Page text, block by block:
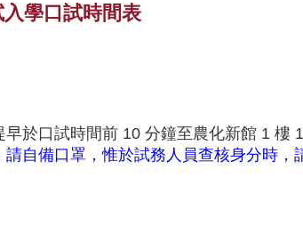
學口試時間表
於口試時間前 10 分鐘至農化新館 1 樓
自備口罩，惟於試務人員查核身分時，